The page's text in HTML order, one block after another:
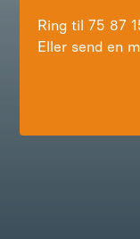
Ring til 75 87
Eller send en